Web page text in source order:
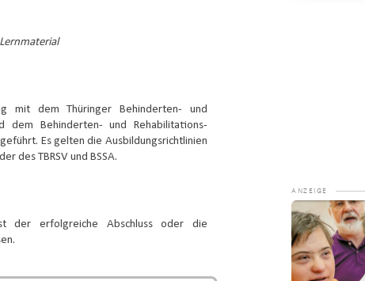
mit dem Thüringer Behinderten- und
dem Behinderten- und Rehabilitations-
Es gelten die Ausbildungsrichtlinien
des TBRSV und BSSA.
der erfolgreiche Abschluss oder die
Video-
Player